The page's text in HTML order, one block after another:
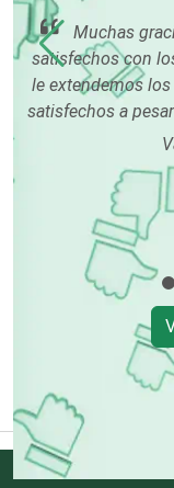
Muchas
satisfechos con
le extendemos
satisfechos a